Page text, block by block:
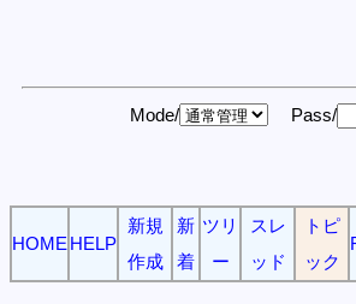
Mode/ Pass/
HOME HELP
新規
作成
新
着
ツリ
ー
スレ
ッド
トピ
ック